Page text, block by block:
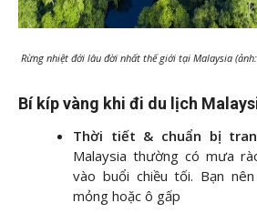
Rừng nhiệt đới lâu đời nhất thế giới tại Malaysia
Bí kíp vàng khi đi du lịch
Thời tiết & chuẩn bị
Malaysia thường có mưa
vào buổi chiều tối. Bạn
mỏng hoặc ô gấp